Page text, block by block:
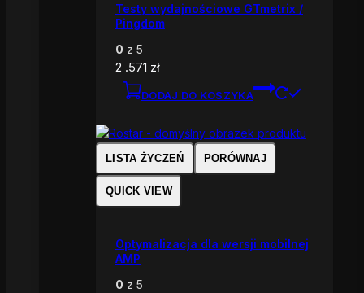
Testy wydajnościowe GTmetrix /
Pingdom
0 z 5
2 .571 zł
DODAJ DO KOSZYKA
LISTA ŻYCZEŃ PORÓWNAJ
QUICK VIEW
Optymalizacja dla wersji mobilnej
AMP
0 z 5